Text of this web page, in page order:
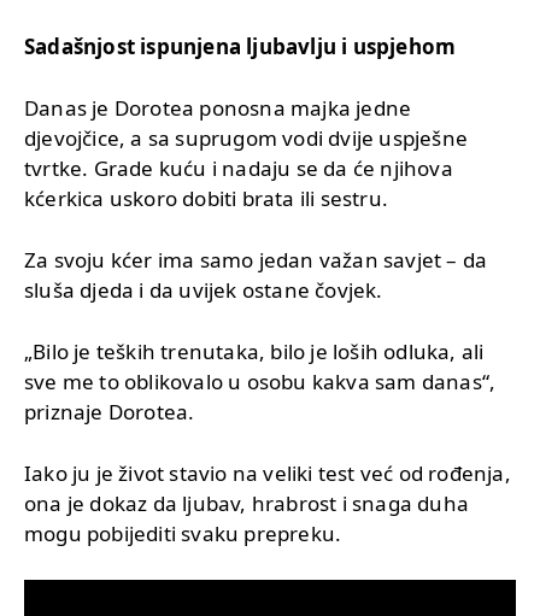
Sadašnjost ispunjena ljubavlju i uspjehom
Danas je Dorotea ponosna majka jedne
djevojčice, a sa suprugom vodi dvije uspješne
tvrtke. Grade kuću i nadaju se da će njihova
kćerkica uskoro dobiti brata ili sestru.
Za svoju kćer ima samo jedan važan savjet – da
sluša djeda i da uvijek ostane čovjek.
„Bilo je teških trenutaka, bilo je loših odluka, ali
sve me to oblikovalo u osobu kakva sam danas“,
priznaje Dorotea.
Iako ju je život stavio na veliki test već od rođenja,
ona je dokaz da ljubav, hrabrost i snaga duha
mogu pobijediti svaku prepreku.